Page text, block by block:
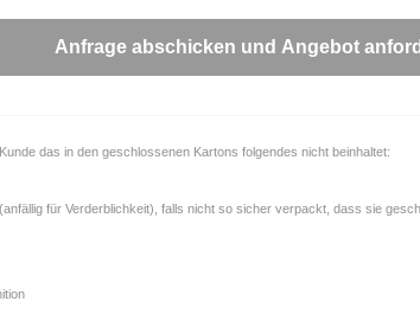
das in den geschlossenen Kartons folgendes nicht beinhaltet:
für Verderblichkeit), falls nicht so sicher verpackt, dass sie